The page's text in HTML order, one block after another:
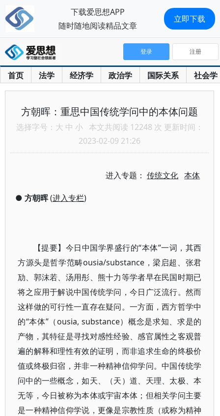
首页 法学 经济学 政治学 国际关系 社会学
登录 注册
方朝晖：重思中国传统学问中的本体问题
选择字号： 大 中 小 本文共阅读 12248 次 更新时间：
2023-02-09 21:26
进入专题：传统文化 本体
● 方朝晖(进入专栏)
【提要】今日中国学界盛行的“本体”一词，其西
方源头是哲学范畴ousia/substance，梁启超、张君
劢、郭沫若、汤用彤、熊十力等学者早在民国时期已
将之应用于解说中国传统学问，今日广泛流行。然而
这样做的可行性一直存在疑问。一方面，西方哲学中
的“本体”（ousia, substance）概念是求知、求是的
产物，其特征是寻找对感性经验、感官属性之客观普
遍的解释和理性有效的证明，而非追求生命的终极价
值或终极归宿，并非一种精神信仰学问。中国传统学
问中的一些概念，如天、（天）道、天理、太极、本
无等，今日被称为本体或宇宙本体；但相关学问主要
是一种精神信仰学说，更像是宗教性质（或称为精神
下载爱思想APP
随时随地阅读精品文章
立即下载